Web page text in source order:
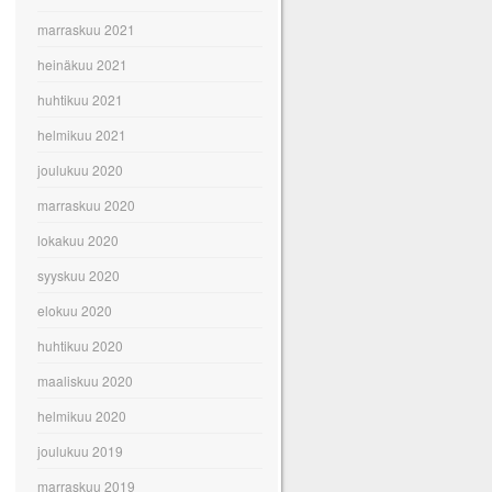
marraskuu 2021
heinäkuu 2021
huhtikuu 2021
helmikuu 2021
joulukuu 2020
marraskuu 2020
lokakuu 2020
syyskuu 2020
elokuu 2020
huhtikuu 2020
maaliskuu 2020
helmikuu 2020
joulukuu 2019
marraskuu 2019